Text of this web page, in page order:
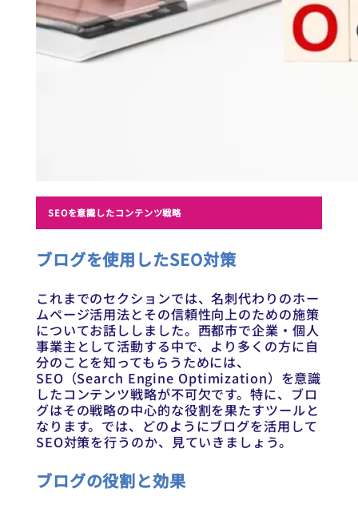
SEOを意識したコンテンツ戦略
ブログを使用したSEO対策
これまでのセクションでは、名刺代わりのホー
ムページ活用法とその信頼性向上のための施策
についてお話ししました。西都市で企業・個人
事業主として活動する中で、より多くの方に自
分のことを知ってもらうためには、
SEO（Search Engine Optimization）を意識
したコンテンツ戦略が不可欠です。特に、ブロ
グはその戦略の中心的な役割を果たすツールと
なります。では、どのようにブログを活用して
SEO対策を行うのか、見ていきましょう。
ブログの役割と効果